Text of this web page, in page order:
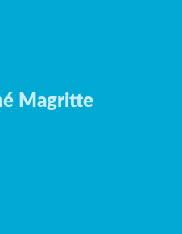
Magritte